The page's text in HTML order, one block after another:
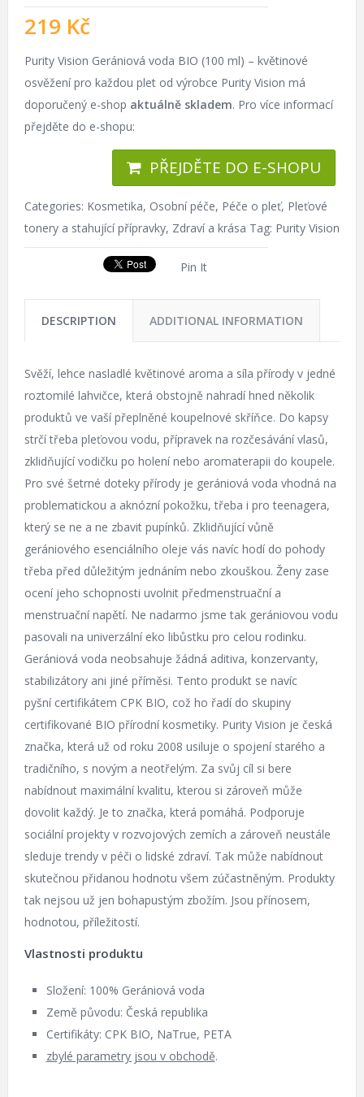
219 Kč
Purity Vision Gerániová voda BIO (100 ml) – květinové
osvěžení pro každou plet od výrobce Purity Vision má
doporučený e-shop aktuálně skladem. Pro více informací
přejděte do e-shopu:
PŘEJDĚTE DO E-SHOPU
Categories: Kosmetika, Osobní péče, Péče o pleť, Pleťové
tonery a stahující přípravky, Zdraví a krása Tag: Purity Vision
Pin It
DESCRIPTION ADDITIONAL INFORMATION
Svěží, lehce nasladlé květinové aroma a síla přírody v jedné
roztomilé lahvičce, která obstojně nahradí hned několik
produktů ve vaší přeplněné koupelnové skříňce. Do kapsy
strčí třeba pleťovou vodu, přípravek na rozčesávání vlasů,
zklidňující vodičku po holení nebo aromaterapii do koupele.
Pro své šetrné doteky přírody je gerániová voda vhodná na
problematickou a aknózní pokožku, třeba i pro teenagera,
který se ne a ne zbavit pupínků. Zklidňující vůně
gerániového esenciálního oleje vás navíc hodí do pohody
třeba před důležitým jednáním nebo zkouškou. Ženy zase
ocení jeho schopnosti uvolnit předmenstruační a
menstruační napětí. Ne nadarmo jsme tak gerániovou vodu
pasovali na univerzální eko libůstku pro celou rodinku.
Gerániová voda neobsahuje žádná aditiva, konzervanty,
stabilizátory ani jiné příměsi. Tento produkt se navíc
pyšní certifikátem CPK BIO, což ho řadí do skupiny
certifikované BIO přírodní kosmetiky. Purity Vision je česká
značka, která už od roku 2008 usiluje o spojení starého a
tradičního, s novým a neotřelým. Za svůj cíl si bere
nabídnout maximální kvalitu, kterou si zároveň může
dovolit každý. Je to značka, která pomáhá. Podporuje
sociální projekty v rozvojových zemích a zároveň neustále
sleduje trendy v péči o lidské zdraví. Tak může nabídnout
skutečnou přidanou hodnotu všem zúčastněným. Produkty
tak nejsou už jen bohapustým zbožím. Jsou přínosem,
hodnotou, příležitostí.
Vlastnosti produktu
Složení: 100% Gerániová voda
Země původu: Česká republika
Certifikáty: CPK BIO, NaTrue, PETA
zbylé parametry jsou v obchodě.